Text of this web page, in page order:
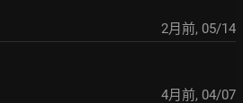
2月前, 05/14
4月前, 04/07